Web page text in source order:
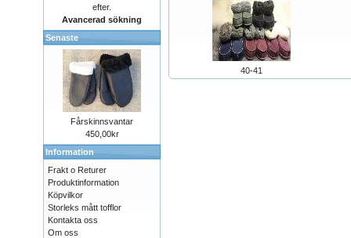
40-41
efter.
Avancerad sökning
Senaste
Fårskinnsvantar
450,00kr
Information
Frakt o Returer
Produktinformation
Köpvilkor
Storleks mått tofflor
Kontakta oss
Om oss